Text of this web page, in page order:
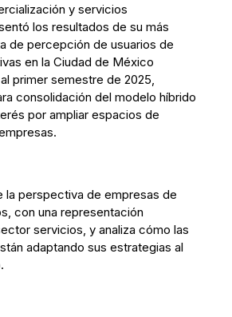
y servicios
los resultados de su más
de percepción de usuarios de
en la Ciudad de México
primer semestre de 2025,
consolidación del modelo híbrido
por ampliar espacios de
la perspectiva de empresas de
con una representación
servicios, y analiza cómo las
adaptando sus estrategias al